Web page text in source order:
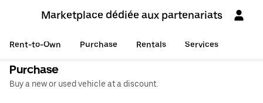
Marketplace dédiée aux partenariats
Rent-to-Own Purchase Rentals Services
Purchase
Buy a new or used vehicle at a discount.